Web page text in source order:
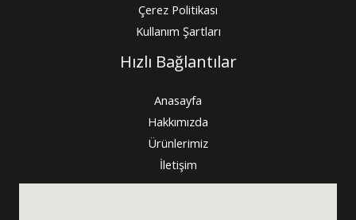
Çerez Politikası
Kullanım Şartları
Hızlı Bağlantılar
Anasayfa
Hakkımızda
Ürünlerimiz
İletişim